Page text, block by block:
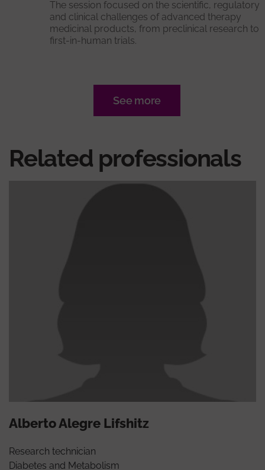
The session focused on the scientific, regulatory
and clinical challenges of advanced therapy
medicinal products, from preclinical research to
first-in-human trials.
See more
Related professionals
Alberto Alegre Lifshitz
Research technician
Diabetes and Metabolism